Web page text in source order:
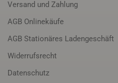
Versand und Zahlung
AGB Onlinekäufe
AGB Stationäres Ladengeschäft
Widerrufsrecht
Datenschutz